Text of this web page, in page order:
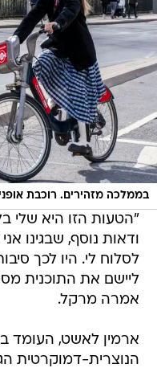
בממלכה מזהירים. רוכבת
"הטעות הזו היא שלי
ודאות נוסף, שבגינו
לסלוח לי. היו לכך
ליישם את התוכנית
אמרה מרקל.
ארמין לאשט, העומד
הנוצרית-דמוקרטית